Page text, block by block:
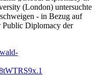
(London) untersuchte
- in Bezug auf
Public Diplomacy der